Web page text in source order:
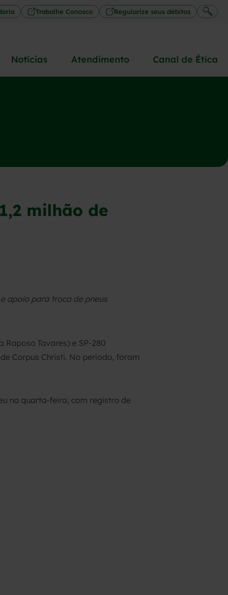
Trabalhe Conosco Regularize seus débitos
Notícias Atendimento Canal de Ética
milhão de
apoio para troca de pneus
Tavares) e SP-280
Corpus Christi. No período, foram
na quarta-feira, com registro de